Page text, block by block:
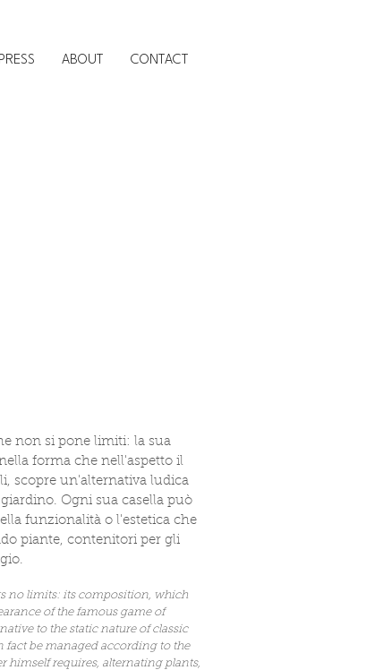
ABOUT CONTACT
non si pone limiti: la sua
forma che nell'aspetto il
scopre un'alternativa ludica
Ogni sua casella può
funzionalità o l'estetica che
piante, contenitori per gli
no limits: its composition, which
of the famous game of
to the static nature of classic
fact be managed according to the
himself requires, alternating plants,